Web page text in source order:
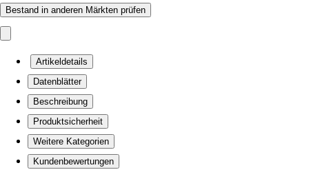
Bestand in anderen Märkten prüfen
Artikeldetails
Datenblätter
Beschreibung
Produktsicherheit
Weitere Kategorien
Kundenbewertungen